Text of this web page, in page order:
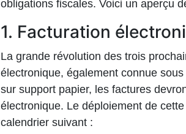
obligations fiscales. Voici un aperçu
1. Facturation
La grande révolution des trois
électronique, également connue
sur support papier, les factures
électronique. Le déploiement de
calendrier suivant :